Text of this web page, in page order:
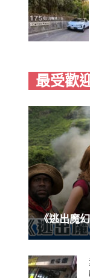
最受歡
《逃出魔